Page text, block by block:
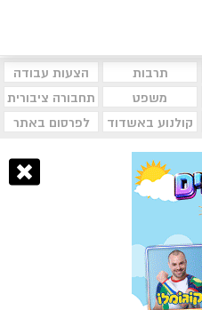
תרבות
הצעות עבודה
משפט
תחבורה ציבורית
קולנוע באשדוד לפרסום באתר